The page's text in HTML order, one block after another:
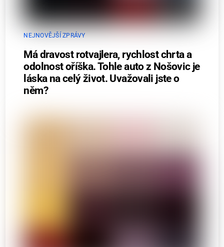
NEJNOVĚJŠÍ ZPRÁVY
Má dravost rotvajlera, rychlost chrta a
odolnost oříška. Tohle auto z Nošovic je
láska na celý život. Uvažovali jste o
něm?